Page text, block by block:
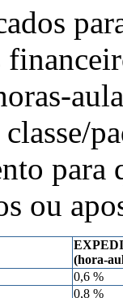
para
ou
(hora-
0,6 %
0,8 %